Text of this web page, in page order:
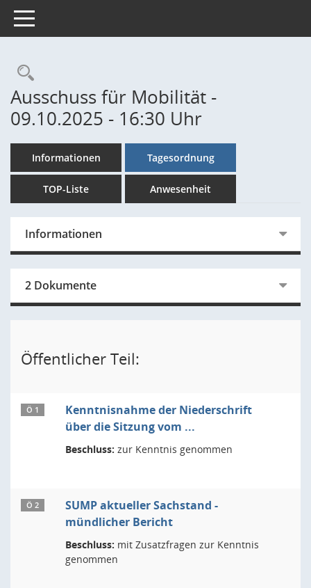
Toggle navigation
Rechercheauswahl
Ausschuss für Mobilität -
09.10.2025 - 16:30 Uhr
Informationen Tagesordnung
TOP-Liste Anwesenheit
Informationen
2 Dokumente
Öffentlicher Teil:
Ö 1
Kenntnisnahme der Niederschrift
über die Sitzung vom ...
Beschluss: zur Kenntnis genommen
Ö 2
SUMP aktueller Sachstand -
mündlicher Bericht
Beschluss: mit Zusatzfragen zur Kenntnis
genommen